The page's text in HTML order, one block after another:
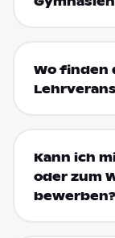
Wo finden
Kann ich
oder zum